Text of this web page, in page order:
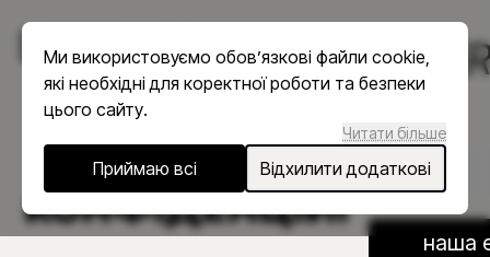
меню
наша
ПОЛІТИКА
КОНФІДЕНЦІЙНОСТІ
Ми використовуємо обов’язкові файли cookie,
які необхідні для коректної роботи та безпеки
цього сайту.
Читати більше
Приймаю всі Відхилити додаткові